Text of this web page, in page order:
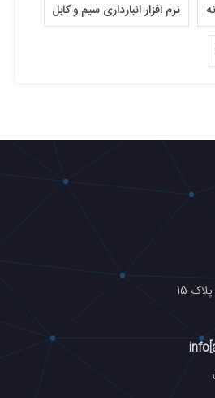
نرم افزار انبارداری سیم و کابل
15